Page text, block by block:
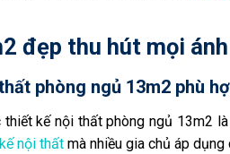
đẹp thu hút mọi
phòng ngủ 13m2 phù
kế nội thất phòng ngủ 13m2
nội thất mà nhiều gia chủ áp